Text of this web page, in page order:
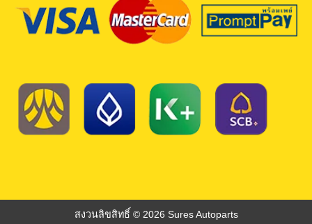
สงวนลิขสิทธิ์ © 2026 Sures Autoparts